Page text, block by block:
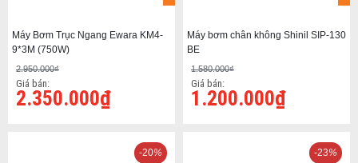
Máy Bơm Trục Ngang Ewara KM4-
9*3M (750W)
2.950.000₫
Giá bán:
2.350.000₫
Máy bơm chân không Shinil SIP-130
BE
1.580.000₫
Giá bán:
1.200.000₫
-20% -23%